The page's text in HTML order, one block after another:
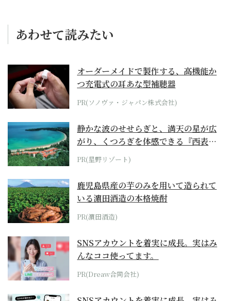
あわせて読みたい
オーダーメイドで製作する、高機能か
つ充電式の耳あな型補聴器
PR(ソノヴァ・ジャパン株式会社)
静かな波のせせらぎと、満天の星が広
がり、くつろぎを体感できる『西表島
ホテル by...
PR(星野リゾート)
鹿児島県産の芋のみを用いて造られて
いる濵田酒造の本格焼酎
PR(濵田酒造)
SNSアカウントを着実に成長。実はみ
んなココ使ってます。
PR(Dreaw合同会社)